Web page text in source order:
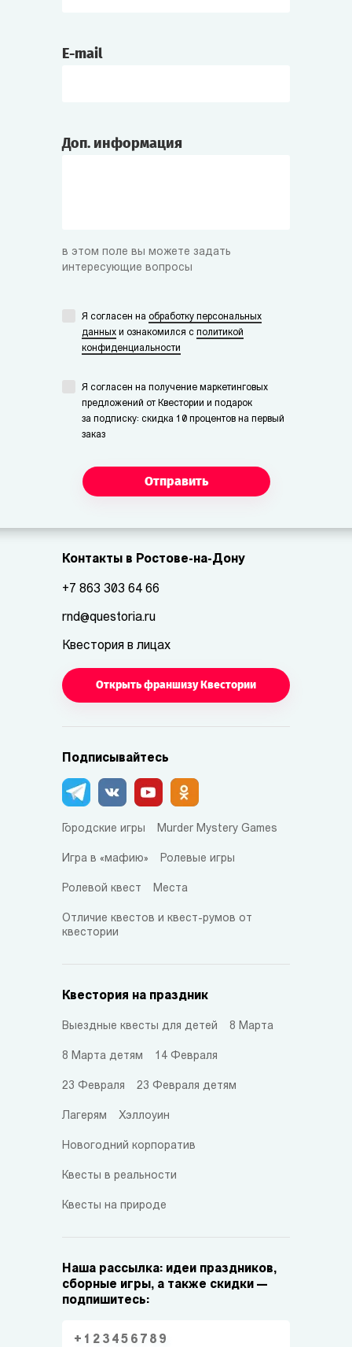
E-mail
Доп. информация
в этом поле вы можете задать
интересующие вопросы
Я согласен на обработку персональных
данных и ознакомился с политикой
конфиденциальности
Я согласен на получение маркетинговых
предложений от Квестории и подарок
за подписку: скидка 10 процентов на первый
заказ
Отправить
Контакты в Ростове-на-Дону
+7 863 303 64 66
rnd@questoria.ru
Квестория в лицах
Открыть франшизу Квестории
Подписывайтесь
Городские игры Murder Mystery Games
Игра в «мафию» Ролевые игры
Ролевой квест Места
Отличие квестов и квест-румов от
квестории
Квестория на праздник
Выездные квесты для детей 8 Марта
8 Марта детям 14 Февраля
23 Февраля 23 Февраля детям
Лагерям Хэллоуин
Новогодний корпоратив
Квесты в реальности
Квесты на природе
Наша рассылка: идеи праздников,
сборные игры, а также скидки —
подпишитесь: